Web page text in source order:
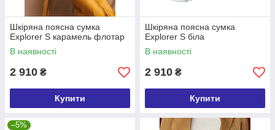
Шкіряна поясна сумка
Explorer S карамель флотар
В наявності
2 910 ₴
Купити
Шкіряна поясна сумка
Explorer S біла
В наявності
2 910 ₴
Купити
–5%